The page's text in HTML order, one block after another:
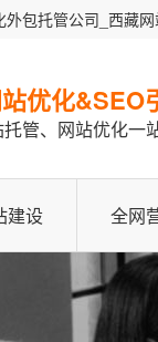
包托管公司_西藏
优化&SEO
管、网站优化一
建设 全网